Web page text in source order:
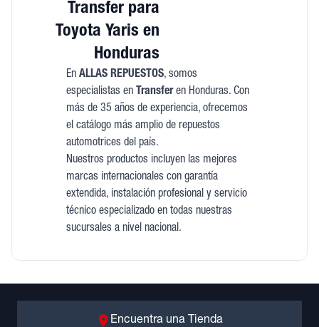
Transfer para
Toyota Yaris en
Honduras
En ALLAS REPUESTOS, somos
especialistas en Transferen Honduras. Con
más de 35 años de experiencia, ofrecemos
el catálogo más amplio de repuestos
automotrices del país.
Nuestros productos incluyen las mejores
marcas internacionales con garantía
extendida, instalación profesional y servicio
técnico especializado en todas nuestras
sucursales a nivel nacional.
Encuentra una Tienda